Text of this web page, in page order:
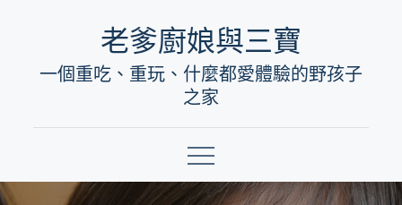
content
老爹廚娘與三寶
一個重吃、重玩、什麼都愛體驗的野孩子
之家